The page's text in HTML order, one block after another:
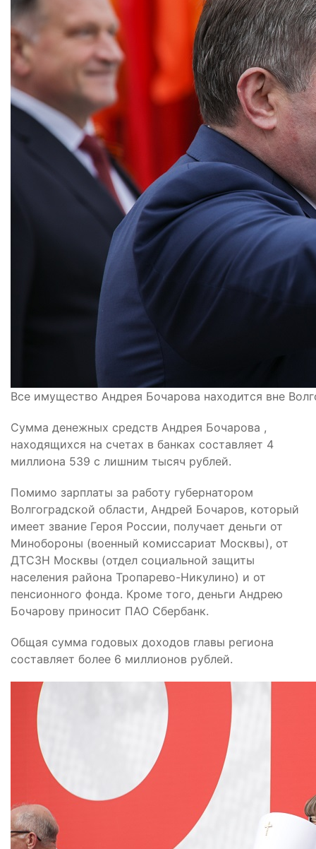
Все имущество Андрея Бочарова находится вне
Сумма денежных средств Андрея Бочарова ,
находящихся на счетах в банках составляет 4
миллиона 539 с лишним тысяч рублей.
Помимо зарплаты за работу губернатором
Волгоградской области, Андрей Бочаров, который
имеет звание Героя России, получает деньги от
Минобороны (военный комиссариат Москвы), от
ДТСЗН Москвы (отдел социальной защиты
населения района Тропарево-Никулино) и от
пенсионного фонда. Кроме того, деньги Андрею
Бочарову приносит ПАО Сбербанк.
Общая сумма годовых доходов главы региона
составляет более 6 миллионов рублей.